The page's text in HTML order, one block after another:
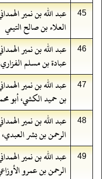
45 عبد الله بن نمير
العلاء بن صالح التيمي
46 عبد الله بن نمير
عبادة بن مسلم
47 عبد الله بن نمير
بن حميد الكشي، أبو
48 عبد الله بن نمير
الرحمن بن بشر
49 عبد الله بن نمير
الرحمن بن عمرو